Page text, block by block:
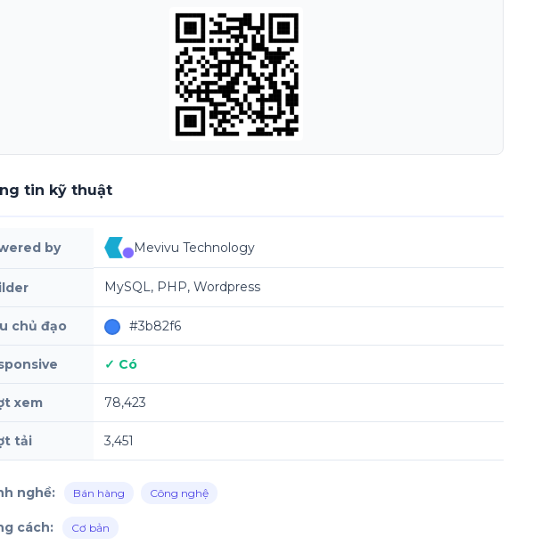
tin kỹ thuật
by Mevivu Technology
MySQL, PHP, Wordpress
chủ đạo #3b82f6
✓ Có
xem 78,423
tải 3,451
nghề: Bán hàng Công nghệ
cách: Cơ bản